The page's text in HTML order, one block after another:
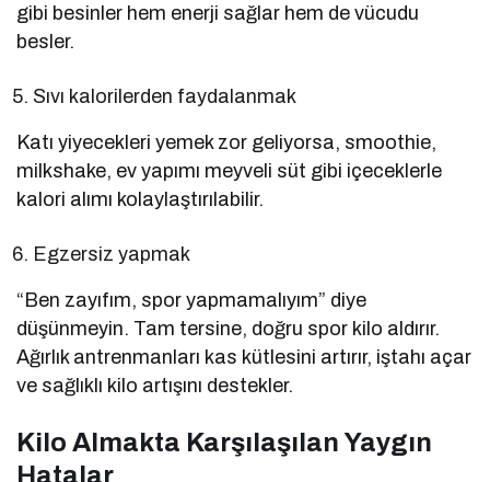
gibi besinler hem enerji sağlar hem de vücudu
besler.
Sıvı kalorilerden faydalanmak
Katı yiyecekleri yemek zor geliyorsa, smoothie,
milkshake, ev yapımı meyveli süt gibi içeceklerle
kalori alımı kolaylaştırılabilir.
Egzersiz yapmak
“Ben zayıfım, spor yapmamalıyım” diye
düşünmeyin. Tam tersine, doğru spor kilo aldırır.
Ağırlık antrenmanları kas kütlesini artırır, iştahı açar
ve sağlıklı kilo artışını destekler.
Kilo Almakta Karşılaşılan Yaygın
Hatalar